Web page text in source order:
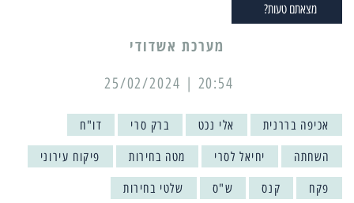
מצאתם טעות?
מערכת אשדודי
20:54 | 25/02/2024
אכיפה בררנית אלי נכט ברק סרי דו"ח
השחתה יחיאל לסרי מטה בחירות פיקוח עירוני
פקח קנס ש"ס שלטי בחירות